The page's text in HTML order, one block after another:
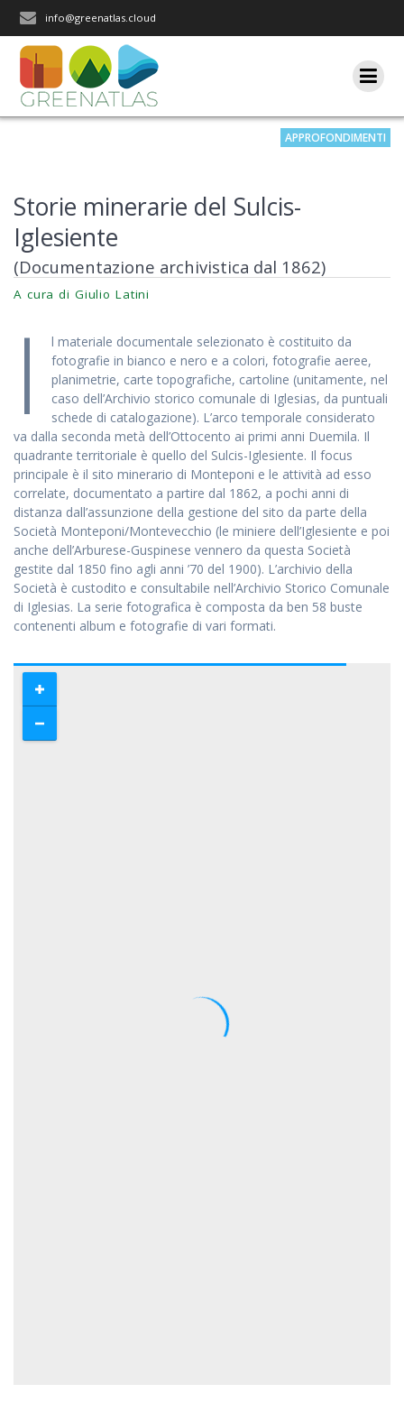
Iscriviti alla nostra newsletter
Rimani aggiornato sulle nostre iniziative e l'andamento del
Accetto che i miei dati personali vengano registrati da questa
applicazione secondo la vostra normativa sulla privacy
info@greenatlas.cloud
APPROFONDIMENTI
Storie minerarie del Sulcis-
Iglesiente
(Documentazione archivistica dal 1862)
A cura di Giulio Latini
I
l materiale documentale selezionato è costituito da
fotografie in bianco e nero e a colori, fotografie aeree,
planimetrie, carte topografiche, cartoline (unitamente, nel
caso dell’Archivio storico comunale di Iglesias, da puntuali
schede di catalogazione). L’arco temporale considerato
va dalla seconda metà dell’Ottocento ai primi anni Duemila. Il
quadrante territoriale è quello del Sulcis-Iglesiente. Il focus
principale è il sito minerario di Monteponi e le attività ad esso
correlate, documentato a partire dal 1862, a pochi anni di
distanza dall’assunzione della gestione del sito da parte della
Società Monteponi/Montevecchio (le miniere dell’Iglesiente e poi
anche dell’Arburese-Guspinese vennero da questa Società
gestite dal 1850 fino agli anni ’70 del 1900). L’archivio della
Società è custodito e consultabile nell’Archivio Storico Comunale
di Iglesias. La serie fotografica è composta da ben 58 buste
contenenti album e fotografie di vari formati.